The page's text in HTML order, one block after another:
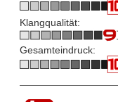
Klangqualität:
Gesamteindruck: